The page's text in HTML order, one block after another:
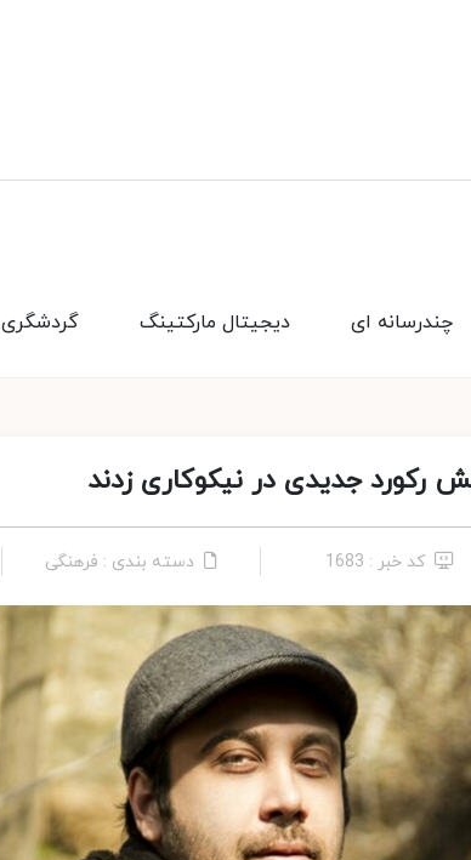
گردشگری دیجیتال مارکتینگ چندرسانه ای
رکورد جدیدی در نیکوکاری زدند
کد خبر : 1683 دسته بندی : فرهنگی